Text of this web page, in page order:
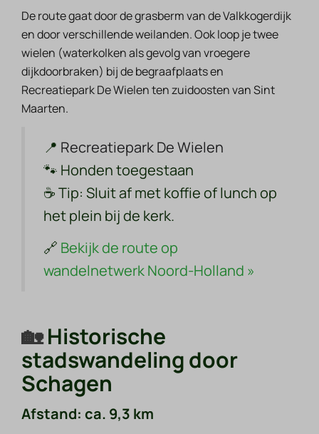
De route gaat door de grasberm van de Valkkogerdijk
en door verschillende weilanden. Ook loop je twee
wielen (waterkolken als gevolg van vroegere
dijkdoorbraken) bij de begraafplaats en
Recreatiepark De Wielen ten zuidoosten van Sint
Maarten.
📍 Recreatiepark De Wielen
🐾 Honden toegestaan
☕Tip: Sluit af met koffie of lunch op
het plein bij de kerk.
🔗 Bekijk de route op
wandelnetwerk Noord-Holland »
🏡Historische
stadswandeling door
Schagen
Afstand: ca. 9,3 km